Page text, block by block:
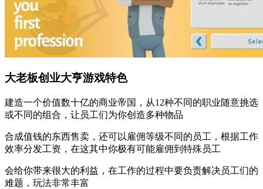
大老板创业大亨游戏特色
建造一个价值数十亿的商业帝国，从12种不同的职业随意挑选
或不同的组合，让员工们为你创造多种物品
合成值钱的东西售卖，还可以雇佣等级不同的员工，根据工作
效率分发工资，在这其中你极有可能雇佣到特殊员工
会给你带来很大的利益，在工作的过程中要负责解决员工们的
难题，玩法非常丰富